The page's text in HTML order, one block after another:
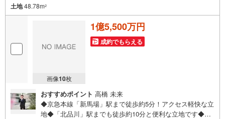
土地48.78m2
画像10枚
1億5,500万円
成約でもらえる
おすすめポイント 高橋 未来
◆京急本線「新馬場」駅まで徒歩約5分！アクセス軽快な立
地◆「北品川」駅までも徒歩約10分と便利な立地です◆土